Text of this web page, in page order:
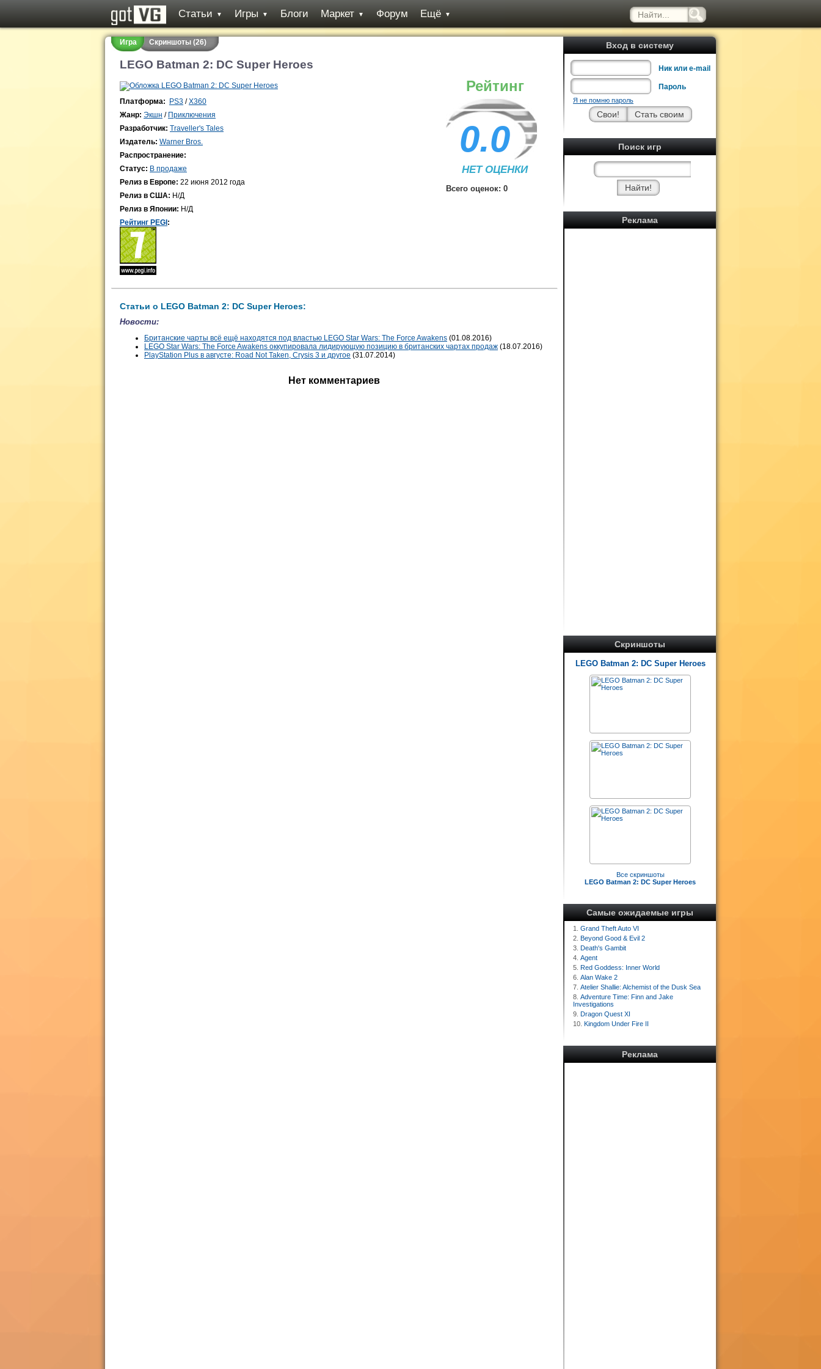
Статьи ▼ Игры ▼ Блоги Маркет ▼ Форум Ещё ▼
Вход в систему
Ник или e-mail
Пароль
Я не помню пароль
Поиск игр
Реклама
Скриншоты
LEGO Batman 2: DC Super Heroes
Все скриншоты
LEGO Batman 2: DC Super Heroes
Самые ожидаемые игры
1. Grand Theft Auto VI
2. Beyond Good & Evil 2
3. Death's Gambit
4. Agent
5. Red Goddess: Inner World
6. Alan Wake 2
7. Atelier Shallie: Alchemist of the Dusk Sea
8. Adventure Time: Finn and Jake
Investigations
9. Dragon Quest XI
10. Kingdom Under Fire II
Реклама
Игра Скриншоты (26)
LEGO Batman 2: DC Super Heroes
Рейтинг
0.0
НЕТ ОЦЕНКИ
Всего оценок: 0
Платформа: PS3 /X360
Жанр: Экшн / Приключения
Разработчик: Traveller's Tales
Издатель: Warner Bros.
Распространение:
Статус: В продаже
Релиз в Европе: 22 июня 2012 года
Релиз в США: Н/Д
Релиз в Японии: Н/Д
Рейтинг PEGI :
Статьи о LEGO Batman 2: DC Super Heroes:
Новости:
Британские чарты всё ещё находятся под властью LEGO Star Wars: The Force Awakens (01.08.2016)
LEGO Star Wars: The Force Awakens оккупировала лидирующую позицию в британских чартах продаж (18.07.2016)
PlayStation Plus в августе: Road Not Taken, Crysis 3 и другое (31.07.2014)
Нет комментариев